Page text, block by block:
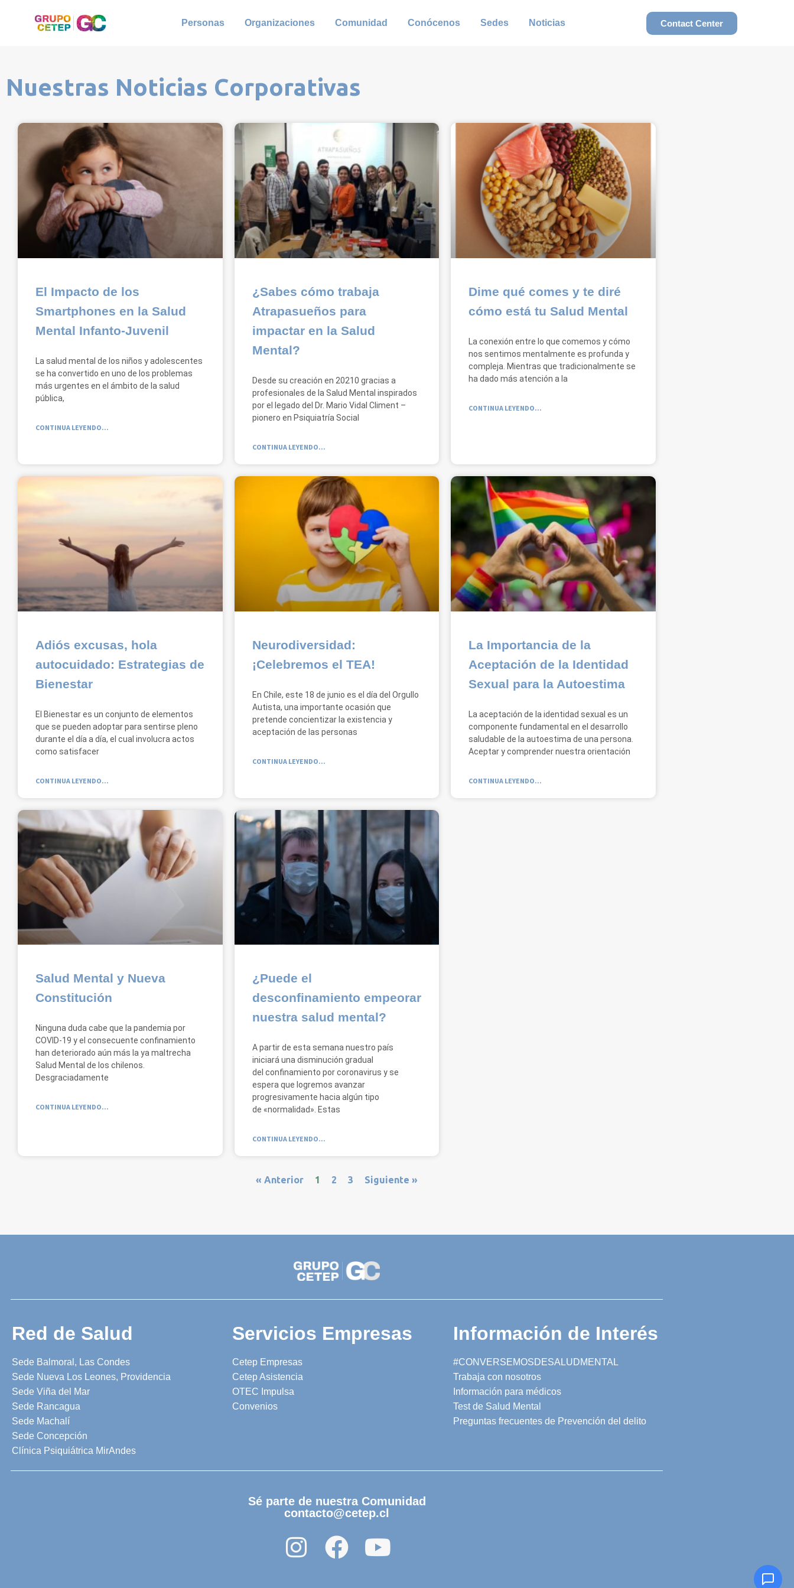
Personas Organizaciones Comunidad Conócenos Sedes Noticias Contact Center
Nuestras Noticias Corporativas
El Impacto de los
Smartphones en la Salud
Mental Infanto-Juvenil
La salud mental de los niños y adolescentes
se ha convertido en uno de los problemas
más urgentes en el ámbito de la salud
pública,
CONTINUA LEYENDO...
¿Sabes cómo trabaja
Atrapasueños para
impactar en la Salud
Mental?
Desde su creación en 20210 gracias a
profesionales de la Salud Mental inspirados
por el legado del Dr. Mario Vidal Climent –
pionero en Psiquiatría Social
CONTINUA LEYENDO...
Dime qué comes y te diré
cómo está tu Salud Mental
La conexión entre lo que comemos y cómo
nos sentimos mentalmente es profunda y
compleja. Mientras que tradicionalmente se
ha dado más atención a la
CONTINUA LEYENDO...
Adiós excusas, hola
autocuidado: Estrategias de
Bienestar
El Bienestar es un conjunto de elementos
que se pueden adoptar para sentirse pleno
durante el día a día, el cual involucra actos
como satisfacer
CONTINUA LEYENDO...
Neurodiversidad:
¡Celebremos el TEA!
En Chile, este 18 de junio es el día del Orgullo
Autista, una importante ocasión que
pretende concientizar la existencia y
aceptación de las personas
CONTINUA LEYENDO...
La Importancia de la
Aceptación de la Identidad
Sexual para la Autoestima
La aceptación de la identidad sexual es un
componente fundamental en el desarrollo
saludable de la autoestima de una persona.
Aceptar y comprender nuestra orientación
CONTINUA LEYENDO...
Salud Mental y Nueva
Constitución
Ninguna duda cabe que la pandemia por
COVID-19 y el consecuente confinamiento
han deteriorado aún más la ya maltrecha
Salud Mental de los chilenos.
Desgraciadamente
CONTINUA LEYENDO...
¿Puede el
desconfinamiento empeorar
nuestra salud mental?
A partir de esta semana nuestro país
iniciará una disminución gradual
del confinamiento por coronavirus y se
espera que logremos avanzar
progresivamente hacia algún tipo
de «normalidad». Estas
CONTINUA LEYENDO...
« Anterior 1 2 3 Siguiente »
Red de Salud
Sede Balmoral, Las Condes
Sede Nueva Los Leones, Providencia
Sede Viña del Mar
Sede Rancagua
Sede Machalí
Sede Concepción
Clínica Psiquiátrica MirAndes
Servicios Empresas
Cetep Empresas
Cetep Asistencia
OTEC Impulsa
Convenios
Información de Interés
#CONVERSEMOSDESALUDMENTAL
Trabaja con nosotros
Información para médicos
Test de Salud Mental
Preguntas frecuentes de Prevención del delito
Sé parte de nuestra Comunidad
contacto@cetep.cl